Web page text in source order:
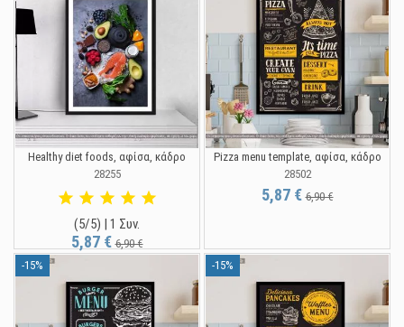
Healthy diet foods, αφίσα, κάδρο
28255
(5/5) | 1 Συν.
5,87 €6,90 €
Pizza menu template, αφίσα, κάδρο
28502
5,87 €6,90 €
-15% -15%